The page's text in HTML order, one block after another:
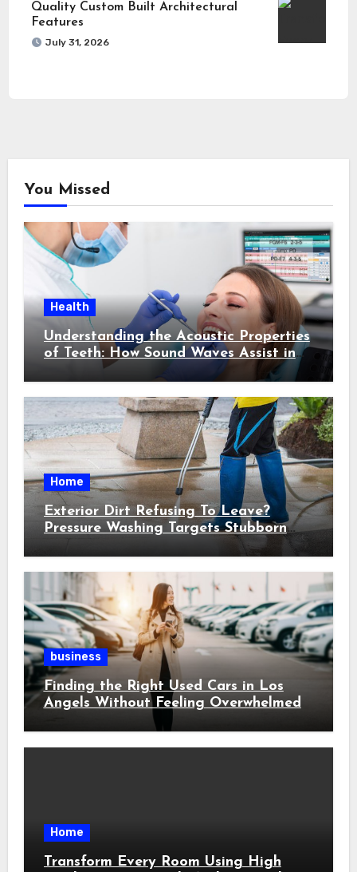
Quality Custom Built Architectural
Features
July 31, 2026
You Missed
Health
Understanding the Acoustic Properties
of Teeth: How Sound Waves Assist in
Early Cavity Detection
Home
Exterior Dirt Refusing To Leave?
Pressure Washing Targets Stubborn
business
Finding the Right Used Cars in Los
Angels Without Feeling Overwhelmed
Home
Transform Every Room Using High